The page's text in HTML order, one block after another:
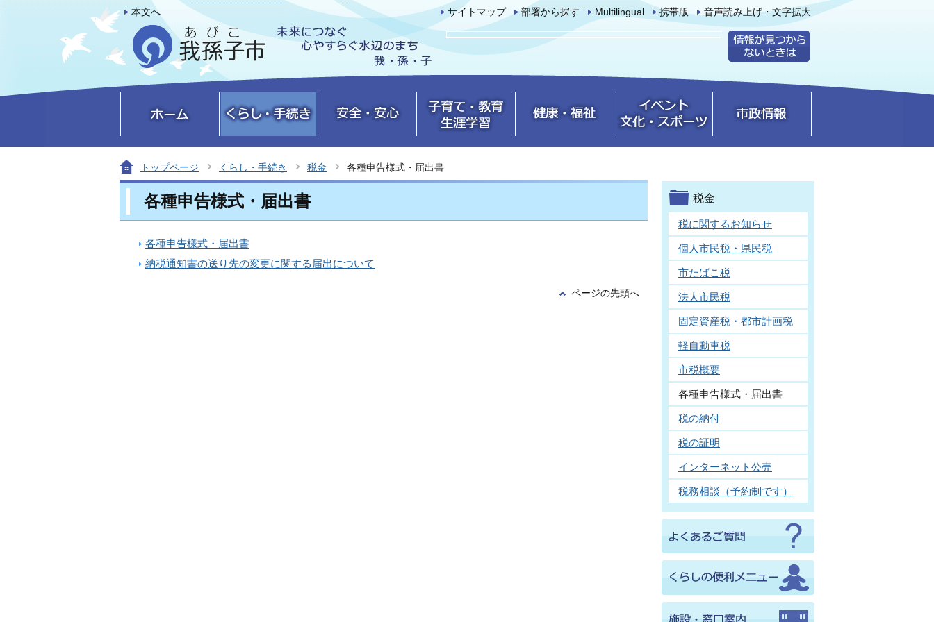
本文へ サイトマップ 部署から探す Multilingual 携帯版 音声読み上げ・文字拡大
トップページ くらし・手続き 税金 各種申告様式・届出書
各種申告様式・届出書
各種申告様式・届出書
納税通知書の送り先の変更に関する届出について
ページの先頭へ
税金
税に関するお知らせ
個人市民税・県民税
市たばこ税
法人市民税
固定資産税・都市計画税
軽自動車税
市税概要
各種申告様式・届出書
税の納付
税の証明
インターネット公売
税務相談（予約制です）